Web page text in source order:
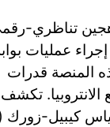
هجين تناظري-
إجراء عمليات
المنصة قدرات
تكشف